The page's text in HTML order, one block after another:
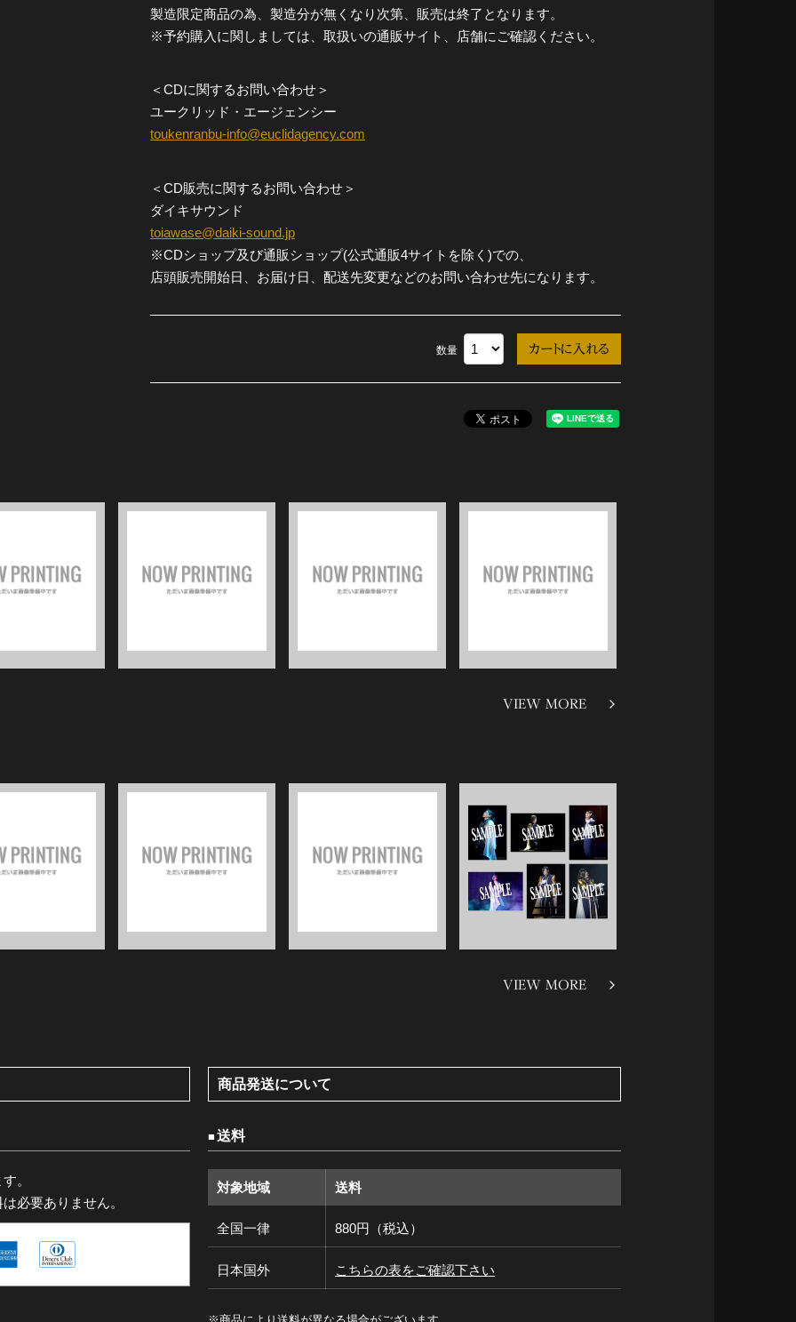
製造限定商品の為、製造分が無くなり次第、販売は終了となります。
※予約購入に関しましては、取扱いの通販サイト、店舗にご確認ください。
＜CDに関するお問い合わせ＞
ユークリッド・エージェンシー
toukenranbu-info@euclidagency.com
＜CD販売に関するお問い合わせ＞
ダイキサウンド
toiawase@daiki-sound.jp
※CDショップ及び通販ショップ(公式通販4サイトを除く)での、
店頭販売開始日、お届け日、配送先変更などのお問い合わせ先になります。
数量
VIEW MORE
VIEW MORE
。
必要ありません。
商品発送について
送料
対象地域 送料
全国一律 880円（税込）
日本国外 こちらの表をご確認下さい